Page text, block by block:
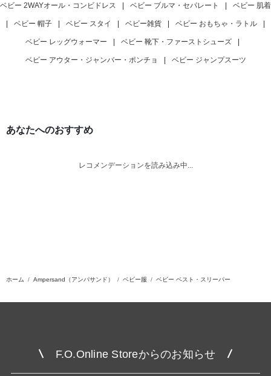
ベビー 2WAYオール・コンビドレス | ベビー ブルマ・セパレート | ベビー 肌着
| ベビー 帽子 | ベビー スタイ | ベビー雑貨 | ベビー おもちゃ・ラトル |
ベビー レッグウォーマー | ベビー 靴下・ファーストシューズ |
ベビー アウター・ジャンバー・ポンチョ | ベビー ジャンプスーツ
あなたへのおすすめ
レコメンデーションを読み込み中...
ホーム Ampersand（アンパサンド） ベビー服 ベビー ベスト・スリーパー
F.O.Online Storeからのお知らせ